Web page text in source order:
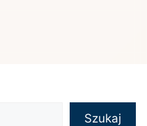
Szukaj